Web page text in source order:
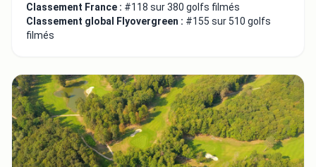
Classement France : #118 sur 380 golfs filmés
Classement global Flyovergreen : #155 sur 510 golfs
filmés